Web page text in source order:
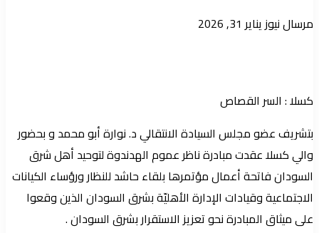
مرسال نيوز أرسل
يناير 31, 2026
كسلا : السر القصاص
بتشريف عضو مجلس السيادة الانتقالي د. نوارة أبو محمد و بحضور
والي كسلا عقدت مبادرة ناظر عموم الهدندوة لتوحيد أهل شرق
السودان فاتحة أعمال مؤتمرها بلقاء حاشد للنظار ورؤساء الكيانات
الاجتماعية وقيادات الإدارة الأهليّة بشرق السودان الذين وقعوا
على ميثاق المبادرة نحو تعزيز الاستقرار بشرق السودان .